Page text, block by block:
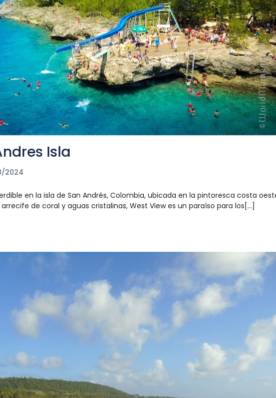
Isla
2024
en la isla de San Andrés, Colombia, ubicada en la pintoresca costa
de coral y aguas cristalinas, West View es un paraíso para los[...]